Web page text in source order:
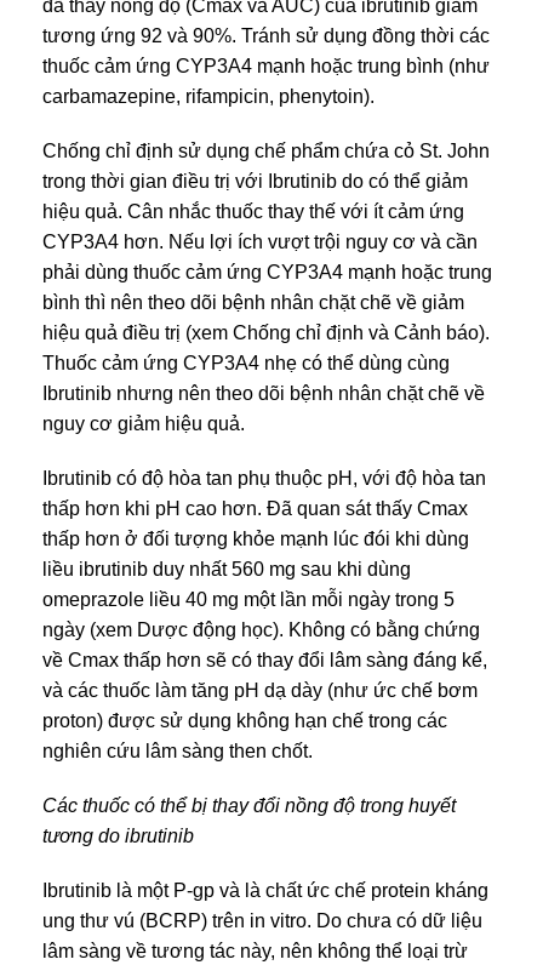
đã thấy nồng độ (Cmax và AUC) của ibrutinib giảm
tương ứng 92 và 90%. Tránh sử dụng đồng thời các
thuốc cảm ứng CYP3A4 mạnh hoặc trung bình (như
carbamazepine, rifampicin, phenytoin).
Chống chỉ định sử dụng chế phẩm chứa cỏ St. John
trong thời gian điều trị với Ibrutinib do có thể giảm
hiệu quả. Cân nhắc thuốc thay thế với ít cảm ứng
CYP3A4 hơn. Nếu lợi ích vượt trội nguy cơ và cần
phải dùng thuốc cảm ứng CYP3A4 mạnh hoặc trung
bình thì nên theo dõi bệnh nhân chặt chẽ về giảm
hiệu quả điều trị (xem Chống chỉ định và Cảnh báo).
Thuốc cảm ứng CYP3A4 nhẹ có thể dùng cùng
Ibrutinib nhưng nên theo dõi bệnh nhân chặt chẽ về
nguy cơ giảm hiệu quả.
Ibrutinib có độ hòa tan phụ thuộc pH, với độ hòa tan
thấp hơn khi pH cao hơn. Đã quan sát thấy Cmax
thấp hơn ở đối tượng khỏe mạnh lúc đói khi dùng
liều ibrutinib duy nhất 560 mg sau khi dùng
omeprazole liều 40 mg một lần mỗi ngày trong 5
ngày (xem Dược động học). Không có bằng chứng
về Cmax thấp hơn sẽ có thay đổi lâm sàng đáng kể,
và các thuốc làm tăng pH dạ dày (như ức chế bơm
proton) được sử dụng không hạn chế trong các
nghiên cứu lâm sàng then chốt.
Các thuốc có thể bị thay đổi nồng độ trong huyết
tương do ibrutinib
Ibrutinib là một P-gp và là chất ức chế protein kháng
ung thư vú (BCRP) trên in vitro. Do chưa có dữ liệu
lâm sàng về tương tác này, nên không thể loại trừ